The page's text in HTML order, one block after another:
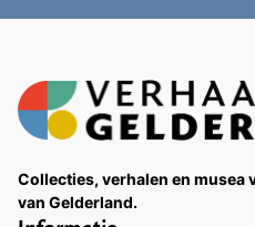
Collecties, verhalen en musea
van Gelderland.